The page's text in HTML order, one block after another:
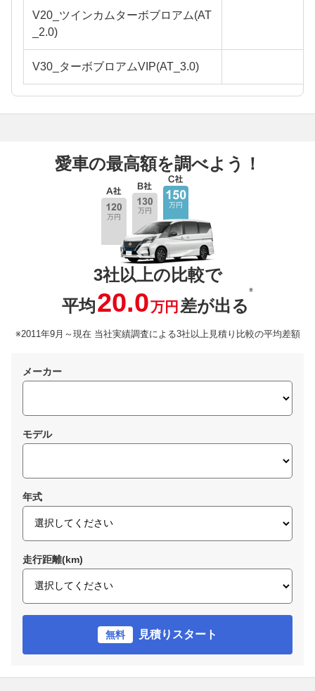
V20_ツインカムターボブロアム(AT
_2.0)
V30_ターボブロアムVIP(AT_3.0)
愛車の最高額を調べよう！
3社以上の比較で
平均20.0万円 差が出る
※
※2011年9月～現在 当社実績調査による3社以上見積り比較の平均差額
メーカー
モデル
年式
走行距離(km)
無料 見積りスタート